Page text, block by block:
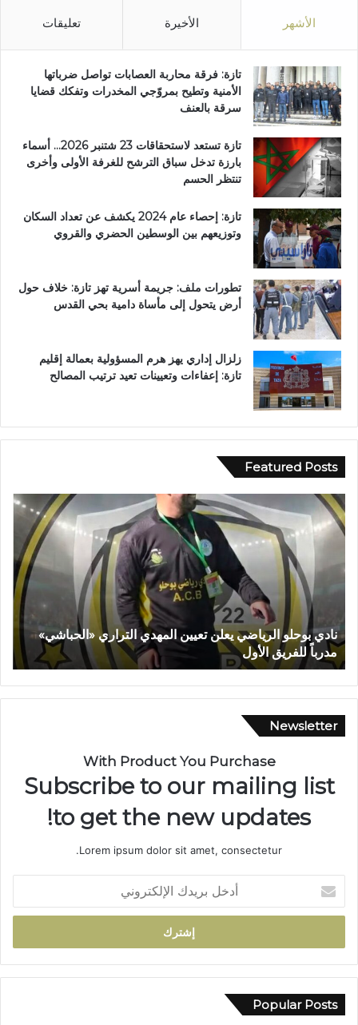
الأشهر الأخيرة تعليقات
تازة: فرقة محاربة العصابات تواصل ضرباتها
الأمنية وتطيح بمروّجي المخدرات وتفكك قضايا
سرقة بالعنف
تازة تستعد لاستحقاقات 23 شتنبر 2026… أسماء
بارزة تدخل سباق الترشح للغرفة الأولى وأخرى
تنتظر الحسم
تازة: إحصاء عام 2024 يكشف عن تعداد السكان
وتوزيعهم بين الوسطين الحضري والقروي
تطورات ملف: جريمة أسرية تهز تازة: خلاف حول
أرض يتحول إلى مأساة دامية بحي القدس
زلزال إداري يهز هرم المسؤولية بعمالة إقليم
تازة: إعفاءات وتعيينات تعيد ترتيب المصالح
Featured Posts
المهدي التراري «الحباشي»
ح
ز
ب
ل
ت
ق
د
م
و
ا
ل
ت
ر
ا
ي
ب
ا
ز
ي
حزب التقدم والاشتراكية بتازة
ويثمن قرارات القيادة الوطنية
Newsletter
With Product You Purchase
Subscribe to our mailing list
to get the new updates!
Lorem ipsum dolor sit amet, consectetur.
خ
ب
ر
ك
Popular Posts